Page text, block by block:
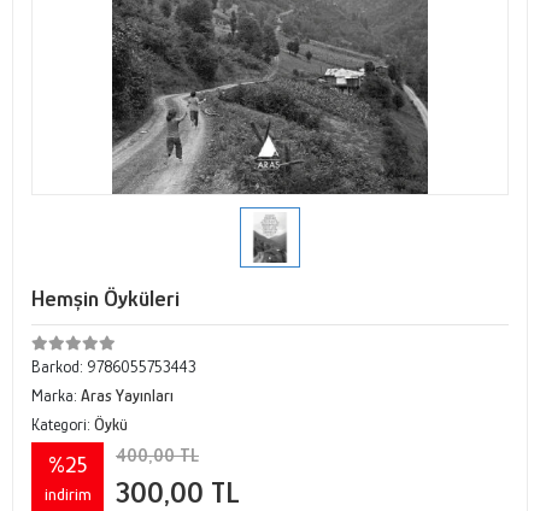
Hemşin Öyküleri
Barkod: 9786055753443
Marka: Aras Yayınları
Kategori: Öykü
%25
indirim
400,00 TL
300,00 TL